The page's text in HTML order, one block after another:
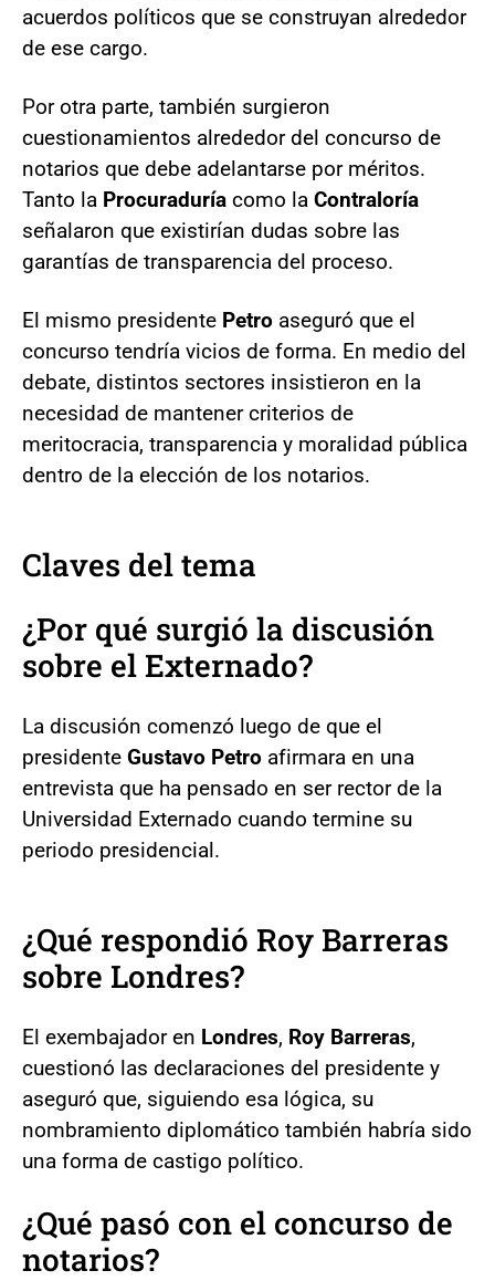
acuerdos políticos que se construyan alrededor
de ese cargo.
Por otra parte, también surgieron
cuestionamientos alrededor del concurso de
notarios que debe adelantarse por méritos.
Tanto la Procuraduría como la Contraloría
señalaron que existirían dudas sobre las
garantías de transparencia del proceso.
El mismo presidente Petro aseguró que el
concurso tendría vicios de forma. En medio del
debate, distintos sectores insistieron en la
necesidad de mantener criterios de
meritocracia, transparencia y moralidad pública
dentro de la elección de los notarios.
Claves del tema
¿Por qué surgió la discusión
sobre el Externado?
La discusión comenzó luego de que el
presidente Gustavo Petro afirmara en una
entrevista que ha pensado en ser rector de la
Universidad Externado cuando termine su
periodo presidencial.
¿Qué respondió Roy Barreras
sobre Londres?
El exembajador en Londres, Roy Barreras,
cuestionó las declaraciones del presidente y
aseguró que, siguiendo esa lógica, su
nombramiento diplomático también habría sido
una forma de castigo político.
¿Qué pasó con el concurso de
notarios?